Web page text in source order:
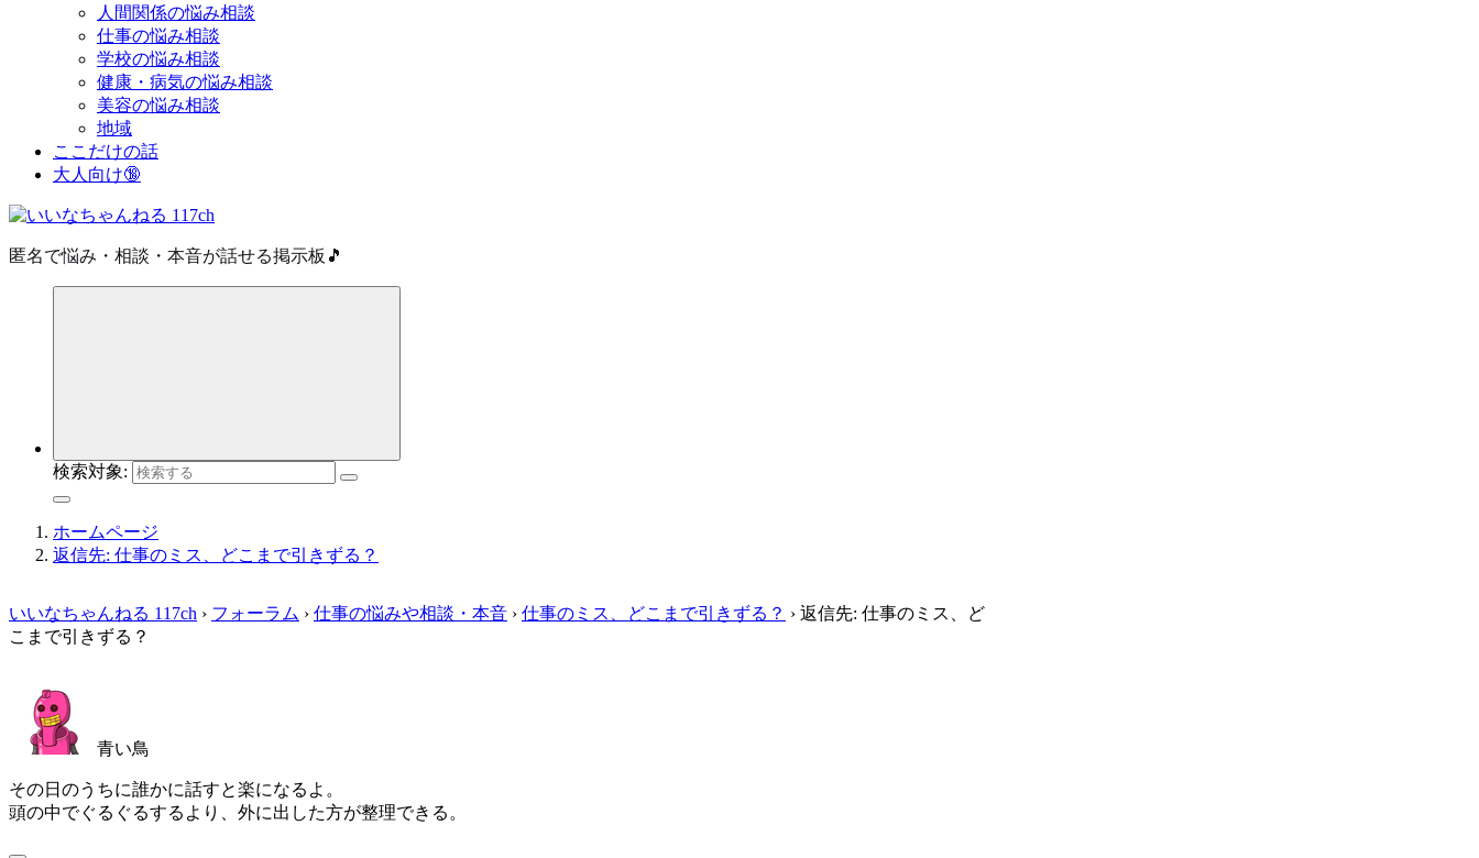
人間関係の悩み相談
仕事の悩み相談
学校の悩み相談
健康・病気の悩み相談
美容の悩み相談
地域
ここだけの話
大人向け🔞
匿名で悩み・相談・本音が話せる掲示板🎵
検索対象:
ホームページ
返信先: 仕事のミス、どこまで引きずる？
いいなちゃんねる 117ch › フォーラム › 仕事の悩みや相談・本音 › 仕事のミス、どこまで引きずる？ › 返信先: 仕事のミス、ど
こまで引きずる？
青い鳥
その日のうちに誰かに話すと楽になるよ。
頭の中でぐるぐるするより、外に出した方が整理できる。